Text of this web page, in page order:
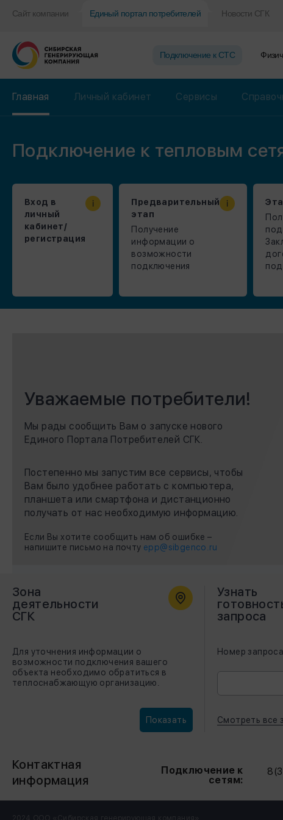
Сайт компании Единый портал потребителей Новости СГК
Подключение к CТС
Главная Личный кабинет Сервисы
Подключение к тепловым
Вход в
личный
кабинет/
регистрация
Предварительный
этап
Получение
информации о
возможности
подключения
Уважаемые потребители!
Мы рады сообщить Вам о запуске нового
Единого Портала Потребителей СГК.
Постепенно мы запустим все сервисы, чтобы
Вам было удобнее работать с компьютера,
планшета или смартфона и дистанционно
получать от нас необходимую информацию.
Если Вы хотите сообщить нам об ошибке –
напишите письмо на почту epp@sibgenco.ru
Зона
деятельности
СГК
Для уточнения информации о
возможности подключения вашего
объекта необходимо обратиться в
теплоснабжающую организацию.
Показать
Узнать
запроса
Номер запроса
Смотреть все
Контактная
информация
Подключение к
сетям: